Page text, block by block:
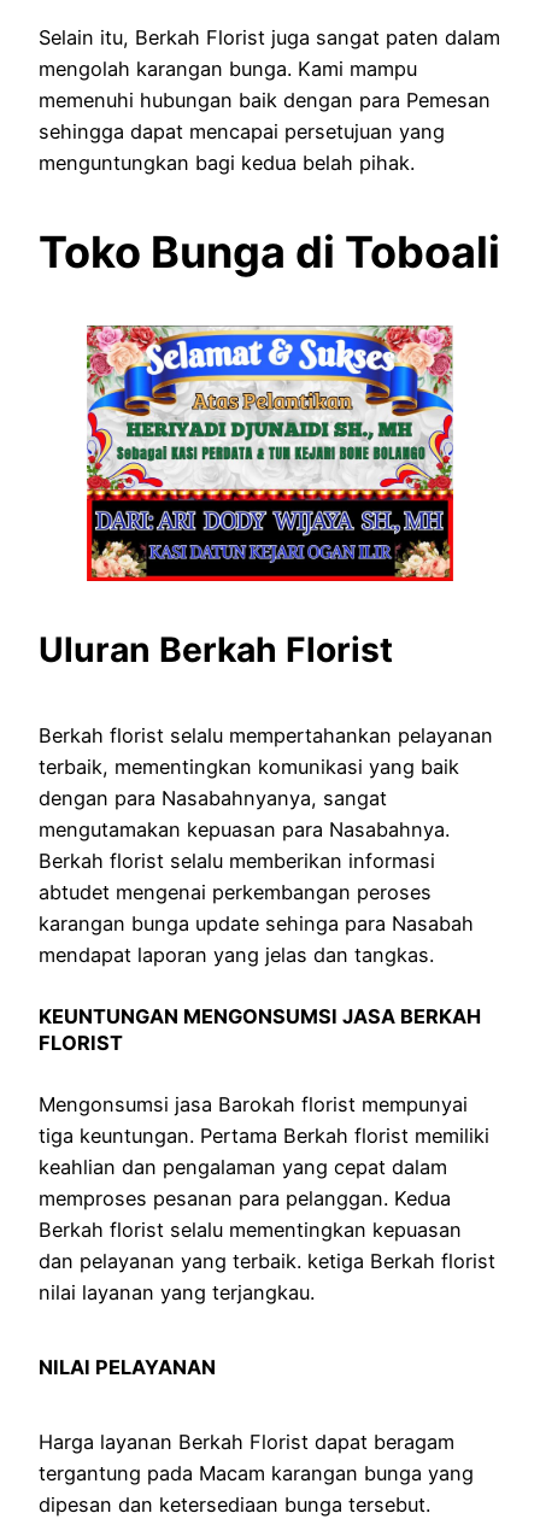
Selain itu, Berkah Florist juga sangat paten dalam
mengolah karangan bunga. Kami mampu
memenuhi hubungan baik dengan para Pemesan
sehingga dapat mencapai persetujuan yang
menguntungkan bagi kedua belah pihak.
Toko Bunga di Toboali
Uluran Berkah Florist
Berkah florist selalu mempertahankan pelayanan
terbaik, mementingkan komunikasi yang baik
dengan para Nasabahnyanya, sangat
mengutamakan kepuasan para Nasabahnya.
Berkah florist selalu memberikan informasi
abtudet mengenai perkembangan peroses
karangan bunga update sehinga para Nasabah
mendapat laporan yang jelas dan tangkas.
KEUNTUNGAN MENGONSUMSI JASA BERKAH
FLORIST
Mengonsumsi jasa Barokah florist mempunyai
tiga keuntungan. Pertama Berkah florist memiliki
keahlian dan pengalaman yang cepat dalam
memproses pesanan para pelanggan. Kedua
Berkah florist selalu mementingkan kepuasan
dan pelayanan yang terbaik. ketiga Berkah florist
nilai layanan yang terjangkau.
NILAI PELAYANAN
Harga layanan Berkah Florist dapat beragam
tergantung pada Macam karangan bunga yang
dipesan dan ketersediaan bunga tersebut.